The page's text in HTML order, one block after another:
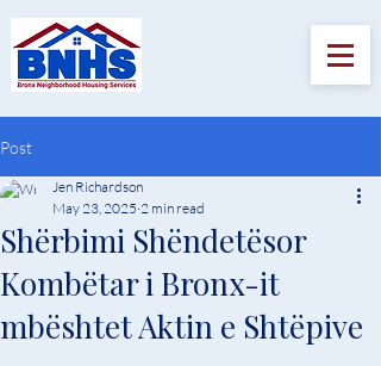
Post
Shërbimi Shëndetësor
Kombëtar i Bronx-it
mbështet Aktin e Shtëpive
Jen Richardson
May 23, 2025 2 min read